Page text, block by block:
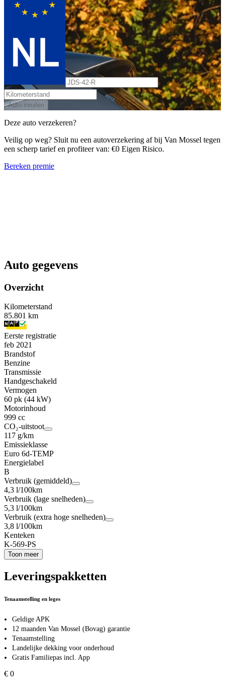
Auto inruilen
Deze auto verzekeren?
Veilig op weg? Sluit nu een autoverzekering af bij Van Mossel tegen
een scherp tarief en profiteer van: €0 Eigen Risico.
Bereken premie
Auto gegevens
Overzicht
Kilometerstand
85.801 km
Eerste registratie
feb 2021
Brandstof
Benzine
Transmissie
Handgeschakeld
Vermogen
60 pk (44 kW)
Motorinhoud
999 cc
CO₂-uitstoot
117 g/km
Emissieklasse
Euro 6d-TEMP
Energielabel
B
Verbruik (gemiddeld)
4,3 l/100km
Verbruik (lage snelheden)
5,3 l/100km
Verbruik (extra hoge snelheden)
3,8 l/100km
Kenteken
K-569-PS
Toon meer
Leveringspakketten
Tenaamstelling en leges
Geldige APK
12 maanden Van Mossel (Bovag) garantie
Tenaamstelling
Landelijke dekking voor onderhoud
Gratis Familiepas incl. App
€ 0